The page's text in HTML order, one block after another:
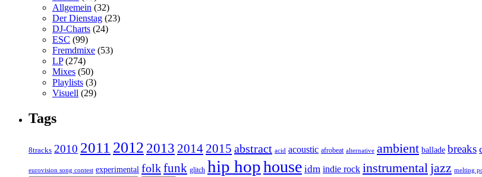
Allgemein (32)
Der Dienstag (23)
DJ-Charts (24)
ESC (99)
Fremdmixe (53)
LP(274)
Mixes (50)
Playlists (3)
Visuell (29)
Tags
8tracks 2010 2011 2012 2013 2014 2015 abstract acid acoustic afrobeat alternative ambient ballade breaks
eurovision song contest experimental folkfunk glitch hip hophouse idm indie rock instrumentaljazz melting